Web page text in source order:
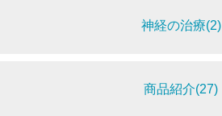
神経の治療(2)
商品紹介(27)